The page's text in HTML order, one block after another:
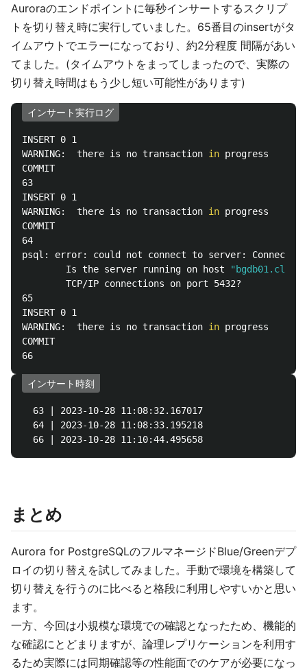
Auroraのエンドポイントに毎秒インサートするスクリプ
トを切り替え時に実行していました。65番目のinsertがタ
イムアウトでエラーになっており、約2分程度 間隔があい
てました。(タイムアウトをまってしまったので、実際の
切り替え時間はもう少し短い可能性があります)
インサート実行ログ
INSERT 0 1
WARNING:  there is no transaction in progress
COMMIT
63
INSERT 0 1
WARNING:  there is no transaction in progress
COMMIT
64
psql: error: could not connect to server:
        Is the server running on host
        TCP/IP connections on port 5432?
65
INSERT 0 1
WARNING:  there is no transaction in progress
COMMIT
インサート時刻
  63 | 2023-10-28 11:08:32.167017
  64 | 2023-10-28 11:08:33.195218
まとめ
Aurora for PostgreSQLのフルマネージドBlue/Greenデプ
ロイの切り替えを試してみました。手動で環境を構築して
切り替えを行うのに比べると格段に利用しやすいかと思い
ます。
一方、今回は小規模な環境での確認となったため、機能的
な確認にとどまりますが、論理レプリケーションを利用す
るため実際には同期確認等の性能面でのケアが必要になっ